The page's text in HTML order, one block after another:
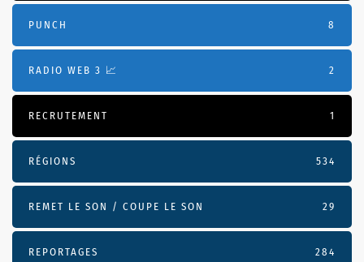
PUNCH 8
RADIO WEB 3 📈 2
RECRUTEMENT 1
RÉGIONS 534
REMET LE SON / COUPE LE SON 29
REPORTAGES 284